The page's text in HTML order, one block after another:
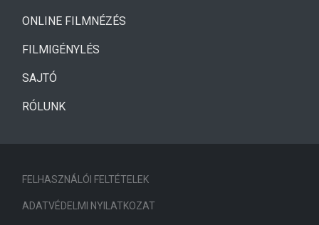
ONLINE FILMNÉZÉS
FILMIGÉNYLÉS
SAJTÓ
RÓLUNK
FELHASZNÁLÓI FELTÉTELEK
ADATVÉDELMI NYILATKOZAT